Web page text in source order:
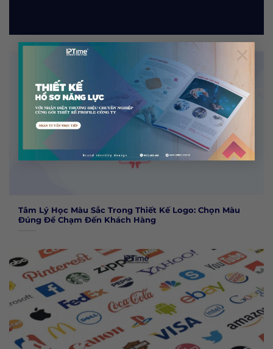
×
Tâm Lý Học Màu Sắc Trong Thiết Kế Logo: Chọn Màu
Đúng Để Chạm Đến Khách Hàng